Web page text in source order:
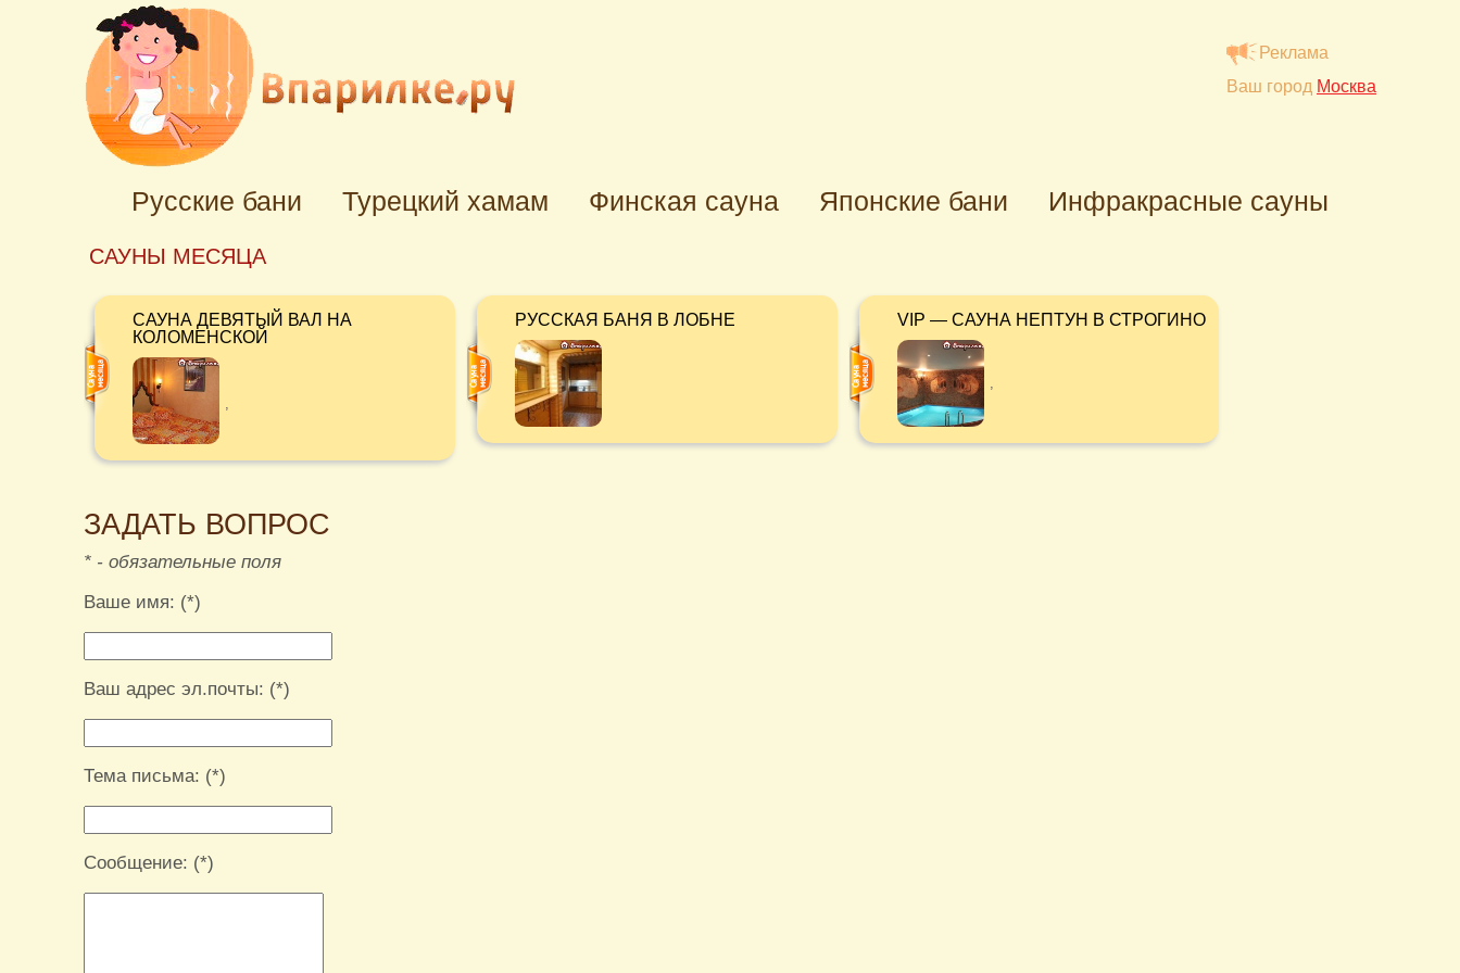
Реклама
Ваш город Москва
Русские бани Турецкий хамам Финская сауна Японские бани Инфракрасные сауны
САУНЫ МЕСЯЦА
САУНА ДЕВЯТЫЙ ВАЛ НА
КОЛОМЕНСКОЙ
,
РУССКАЯ БАНЯ В ЛОБНЕ VIP — САУНА НЕПТУН В СТРОГИНО
,
ЗАДАТЬ ВОПРОС
* - обязательные поля
Ваше имя: (*)
Ваш адрес эл.почты: (*)
Тема письма: (*)
Сообщение: (*)